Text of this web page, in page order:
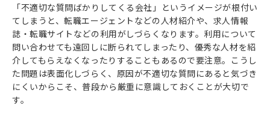
「不適切な質問ばかりしてくる会社」というイメージが根付い
てしまうと、転職エージェントなどの人材紹介や、求人情報
誌・転職サイトなどの利用がしづらくなります。利用について
問い合わせても遠回しに断られてしまったり、優秀な人材を紹
介してもらえなくなったりすることもあるので要注意。こうし
た問題は表面化しづらく、原因が不適切な質問にあると気づき
にくいからこそ、普段から厳重に意識しておくことが大切で
す。